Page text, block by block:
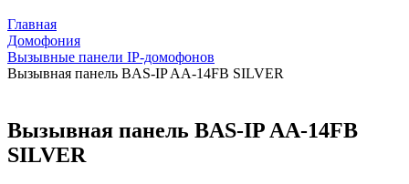
Главная
Домофония
Вызывные панели IP-домофонов
Вызывная панель BAS-IP AA-14FB SILVER
Вызывная панель BAS-IP AA-14FB
SILVER